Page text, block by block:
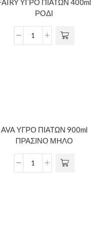
ΥΓΡΟ ΠΙΑΤΩΝ 400ml
ΡΟΔΙ
AVA ΥΓΡΟ ΠΙΑΤΩΝ 900ml
ΠΡΑΣΙΝΟ ΜΗΛΟ